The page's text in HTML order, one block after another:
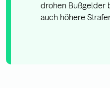
drohen Bußgelder
auch höhere